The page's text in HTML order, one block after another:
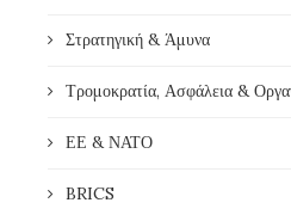
Στρατηγική & Άμυνα
Τρομοκρατία, Ασφάλεια &
ΕΕ & ΝΑΤΟ
BRICS